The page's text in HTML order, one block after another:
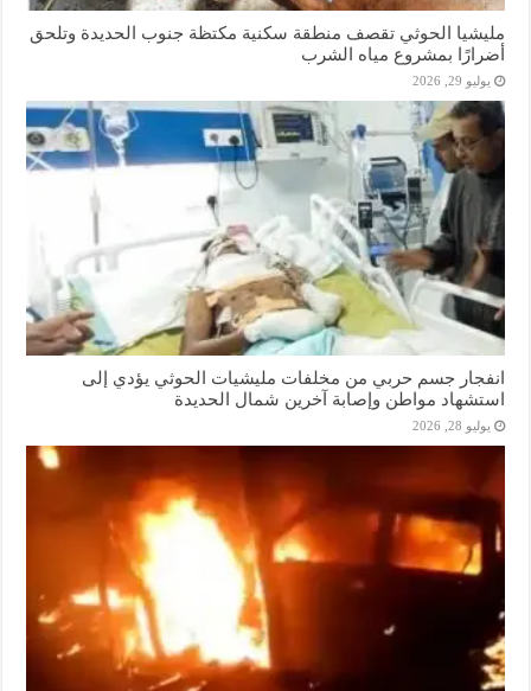
مليشيا الحوثي تقصف منطقة سكنية مكتظة جنوب الحديدة وتلحق
أضرارًا بمشروع مياه الشرب
يوليو 29, 2026
انفجار جسم حربي من مخلفات مليشيات الحوثي يؤدي إلى
استشهاد مواطن وإصابة آخرين شمال الحديدة
يوليو 28, 2026